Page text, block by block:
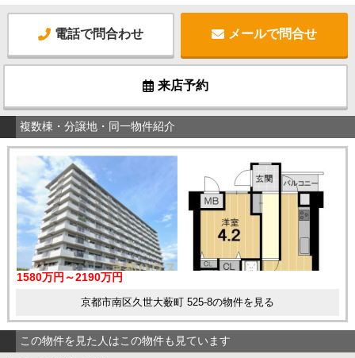
電話で問合わせ メールで問合せ
来店予約
複数棟・分譲地・同一物件紹介
1580万円～2190万円
京都市南区久世大薮町 525-8の物件を見る
この物件を見た人はこの物件も見ています